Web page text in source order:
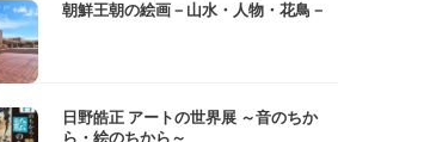
朝鮮王朝の絵画－山水・人物・花鳥－
日野皓正 アートの世界展 ～音のちか
ら・絵のちから～